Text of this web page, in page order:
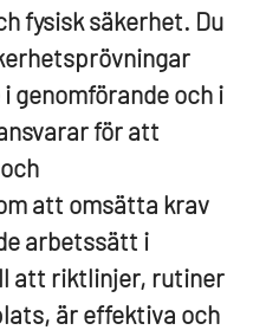
fysisk säkerhet. Du
genomförande och i
för att
att omsätta krav
arbetssätt i
att riktlinjer, rutiner
är effektiva och